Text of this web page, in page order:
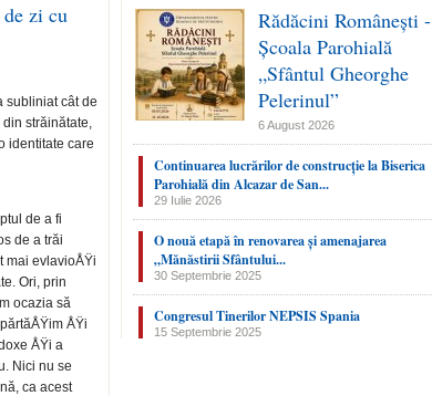
zi cu
subliniat cât de
străinătate,
identitate care
de a fi
de a trăi
mai evlavioÅŸi
Ori, prin
ocazia să
ÅŸi
ÅŸi a
Nici nu se
ca acest
Rădăcini Românești -
Școala Parohială
„Sfântul Gheorghe
Pelerinul”
6 August 2026
Continuarea lucrărilor de construcție la Biserica
Parohială din Alcazar de San...
29 Iulie 2026
O nouă etapă în renovarea și amenajarea
„Mănăstirii Sfântului...
30 Septembrie 2025
Congresul Tinerilor NEPSIS Spania
15 Septembrie 2025